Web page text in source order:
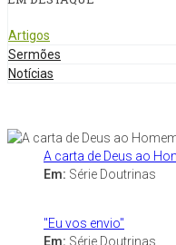
Artigos
Sermões
Notícias
A carta de Deus ao
Em: Série Doutrinas
"Eu vos envio"
Em: Série Doutrinas